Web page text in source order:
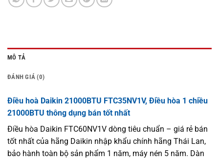
MÔ TẢ
ĐÁNH GIÁ (0)
Điều hoà Daikin 21000BTU FTC35NV1V, Điều hòa 1 chiều
21000BTU thông dụng bán tốt nhất
Điều hòa Daikin FTC60NV1V dòng tiêu chuẩn – giá rẻ bán
tốt nhất của hãng Daikin nhập khẩu chính hãng Thái Lan,
bảo hành toàn bộ sản phẩm 1 năm, máy nén 5 năm. Dàn